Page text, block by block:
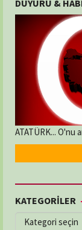
Trevisick
DUYURU &
ATATÜRK... O'nu
KATEGORİLER
KATEGORİLER